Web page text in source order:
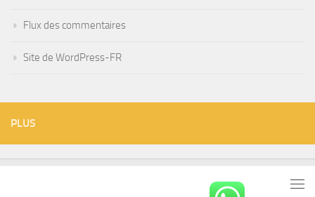
Flux des commentaires
Site de WordPress-FR
PLUS